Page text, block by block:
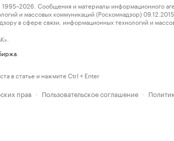
Сообщения и материалы информационного
и массовых коммуникаций (Роскомнадзор)
в сфере связи, информационных технологий и
в статье и нажмите Ctrl + Enter
прав · Пользовательское соглашение ·